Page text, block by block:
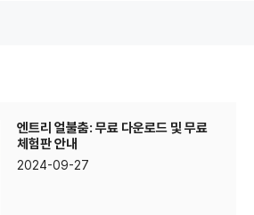
엔트리 얼불춤: 무료 다운로드 및 무료
체험판 안내
2024-09-27